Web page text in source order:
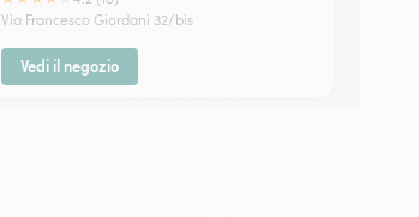
Via Francesco Giordani 32/bis
Vedi il negozio